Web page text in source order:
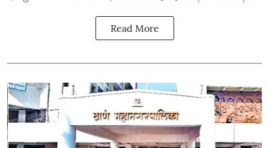
Read More